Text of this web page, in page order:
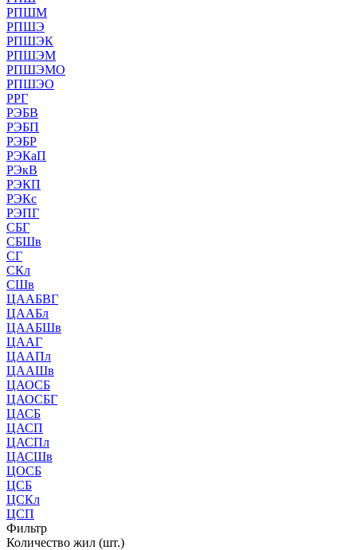
РПШМ
РПШЭ
РПШЭК
РПШЭМ
РПШЭМО
РПШЭО
РРГ
РЭБВ
РЭБП
РЭБР
РЭКаП
РЭкВ
РЭКП
РЭКс
РЭПГ
СБГ
СБШв
СГ
СКл
СШв
ЦААБВГ
ЦААБл
ЦААБШв
ЦААГ
ЦААПл
ЦААШв
ЦАОСБ
ЦАОСБГ
ЦАСБ
ЦАСП
ЦАСПл
ЦАСШв
ЦОСБ
ЦСБ
ЦСКл
ЦСП
Фильтр
Количество жил (шт.)